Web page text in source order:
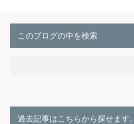
このブログの中を検索
過去記事はこちらから探せます。